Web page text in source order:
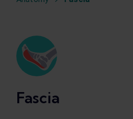
Fascia